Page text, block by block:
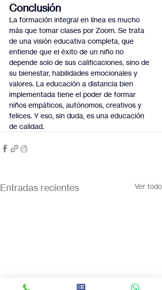
Conclusión
La formación integral en línea es mucho
más que tomar clases por Zoom. Se trata
de una visión educativa completa, que
entiende que el éxito de un niño no
depende solo de sus calificaciones, sino de
su bienestar, habilidades emocionales y
valores. La educación a distancia bien
implementada tiene el poder de formar
niños empáticos, autónomos, creativos y
felices. Y eso, sin duda, es una educación
de calidad.
Entradas recientes Ver todo